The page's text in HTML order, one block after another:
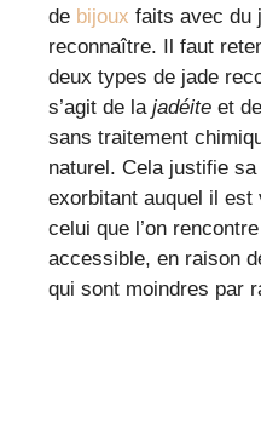
de bijoux faits avec du
reconnaître. Il faut
deux types de jade
s’agit de la jadéite et
sans traitement
naturel. Cela justifie
exorbitant auquel il est
celui que l’on
accessible, en raison
qui sont moindres par